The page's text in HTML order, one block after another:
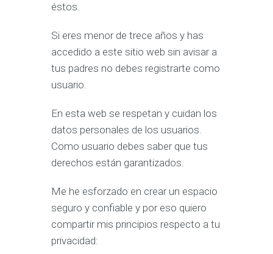
éstos.
Si eres menor de trece años y has
accedido a este sitio web sin avisar a
tus padres no debes registrarte como
usuario.
En esta web se respetan y cuidan los
datos personales de los usuarios.
Como usuario debes saber que tus
derechos están garantizados.
Me he esforzado en crear un espacio
seguro y confiable y por eso quiero
compartir mis principios respecto a tu
privacidad: